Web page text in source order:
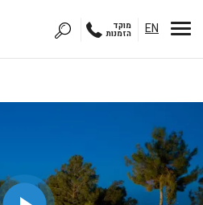
EN מוקד
הזמנות